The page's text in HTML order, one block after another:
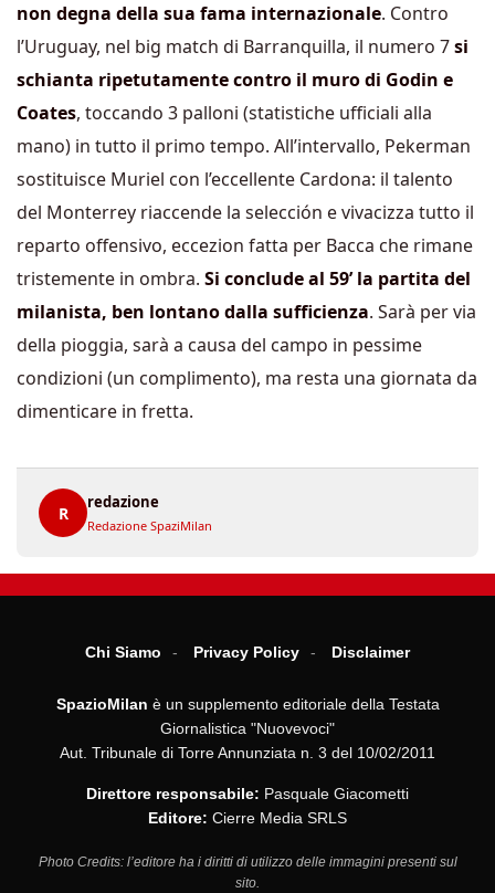
non degna della sua fama internazionale. Contro
l’Uruguay, nel big match di Barranquilla, il numero 7si
schianta ripetutamente contro il muro di Godin e
Coates, toccando 3 palloni (statistiche ufficiali alla
mano) in tutto il primo tempo. All’intervallo, Pekerman
sostituisce Muriel con l’eccellente Cardona: il talento
del Monterrey riaccende la selección e vivacizza tutto il
reparto offensivo, eccezion fatta per Bacca che rimane
tristemente in ombra. Si conclude al 59’ la partita del
milanista, ben lontano dalla sufficienza. Sarà per via
della pioggia, sarà a causa del campo in pessime
condizioni (un complimento), ma resta una giornata da
dimenticare in fretta.
R
redazione
Redazione SpaziMilan
Chi Siamo Privacy Policy Disclaimer
SpazioMilan è un supplemento editoriale della Testata
Giornalistica "Nuovevoci"
Aut. Tribunale di Torre Annunziata n. 3 del 10/02/2011
Direttore responsabile: Pasquale Giacometti
Editore: Cierre Media SRLS
Photo Credits: l’editore ha i diritti di utilizzo delle immagini presenti sul
sito.